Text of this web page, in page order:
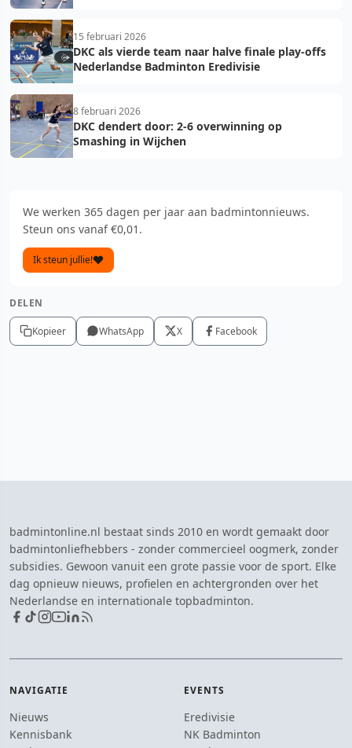
15 februari 2026
DKC als vierde team naar halve finale play-offs
Nederlandse Badminton Eredivisie
8 februari 2026
DKC dendert door: 2-6 overwinning op
Smashing in Wijchen
We werken 365 dagen per jaar aan badmintonnieuws.
Steun ons vanaf €0,01.
Ik steun jullie!
DELEN
Kopieer WhatsApp X Facebook
badmintonline.nl bestaat sinds 2010 en wordt gemaakt door
badmintonliefhebbers - zonder commercieel oogmerk, zonder
subsidies. Gewoon vanuit een grote passie voor de sport. Elke
dag opnieuw nieuws, profielen en achtergronden over het
Nederlandse en internationale topbadminton.
NAVIGATIE
Nieuws
Kennisbank
EVENTS
Eredivisie
NK Badminton